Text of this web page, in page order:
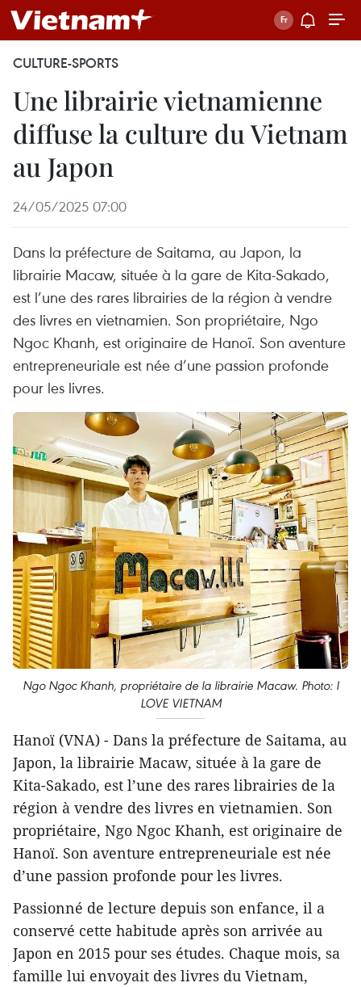
CULTURE-SPORTS
Une librairie vietnamienne
diffuse la culture du Vietnam
au Japon
24/05/2025 07:00
Dans la préfecture de Saitama, au Japon, la
librairie Macaw, située à la gare de Kita-Sakado,
est l’une des rares librairies de la région à vendre
des livres en vietnamien. Son propriétaire, Ngo
Ngoc Khanh, est originaire de Hanoï. Son aventure
entrepreneuriale est née d’une passion profonde
pour les livres.
Ngo Ngoc Khanh, propriétaire de la librairie Macaw. Photo: I
LOVE VIETNAM
Hanoï (VNA) - Dans la préfecture de Saitama, au
Japon, la librairie Macaw, située à la gare de
Kita-Sakado, est l’une des rares librairies de la
région à vendre des livres en vietnamien. Son
propriétaire, Ngo Ngoc Khanh, est originaire de
Hanoï. Son aventure entrepreneuriale est née
d’une passion profonde pour les livres.
Passionné de lecture depuis son enfance, il a
conservé cette habitude après son arrivée au
Japon en 2015 pour ses études. Chaque mois, sa
famille lui envoyait des livres du Vietnam,